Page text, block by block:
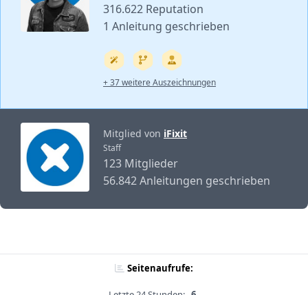
316.622 Reputation
1 Anleitung geschrieben
+ 37 weitere Auszeichnungen
Mitglied von iFixit
Staff
123 Mitglieder
56.842 Anleitungen geschrieben
Seitenaufrufe: